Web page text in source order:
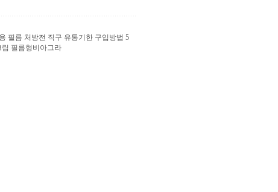
필름 처방전 직구 유통기한 구입방법 5
림 필름형비아그라